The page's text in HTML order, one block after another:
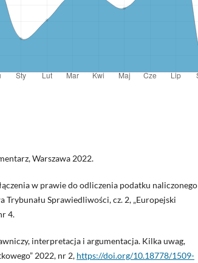
Warszawa 2022.
w prawie do odliczenia podatku naliczonego
Trybunału Sprawiedliwości, cz. 2, „Europejski
4.
interpretacja i argumentacja. Kilka uwag,
2022, nr 2, https://doi.org/10.18778/1509-